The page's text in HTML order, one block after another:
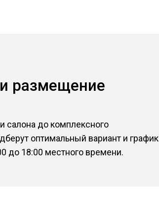
размещение
салона до комплексного
оптимальный вариант и график
до 18:00 местного времени.